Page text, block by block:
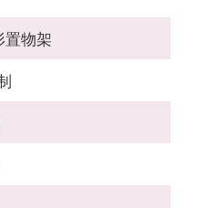
置物架